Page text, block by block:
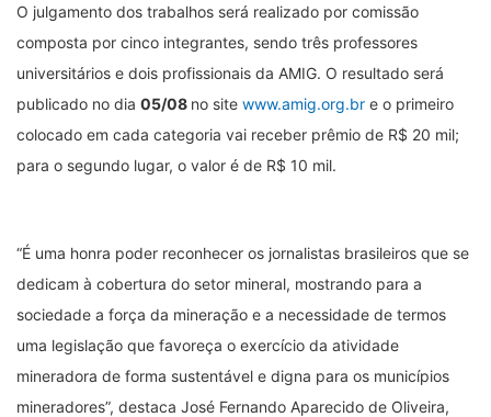
O julgamento dos trabalhos será realizado por comissão
composta por cinco integrantes, sendo três professores
universitários e dois profissionais da AMIG. O resultado será
publicado no dia 05/08 no site www.amig.org.br e o primeiro
colocado em cada categoria vai receber prêmio de R$ 20 mil;
para o segundo lugar, o valor é de R$ 10 mil.
“É uma honra poder reconhecer os jornalistas brasileiros que se
dedicam à cobertura do setor mineral, mostrando para a
sociedade a força da mineração e a necessidade de termos
uma legislação que favoreça o exercício da atividade
mineradora de forma sustentável e digna para os municípios
mineradores”, destaca José Fernando Aparecido de Oliveira,